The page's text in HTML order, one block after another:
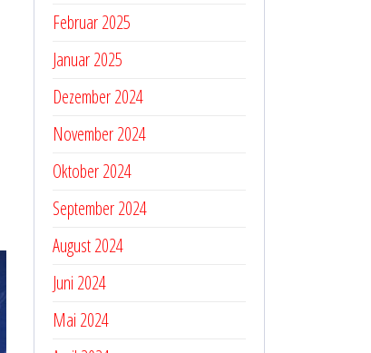
Februar 2025
Januar 2025
Dezember 2024
November 2024
Oktober 2024
September 2024
August 2024
Juni 2024
Mai 2024